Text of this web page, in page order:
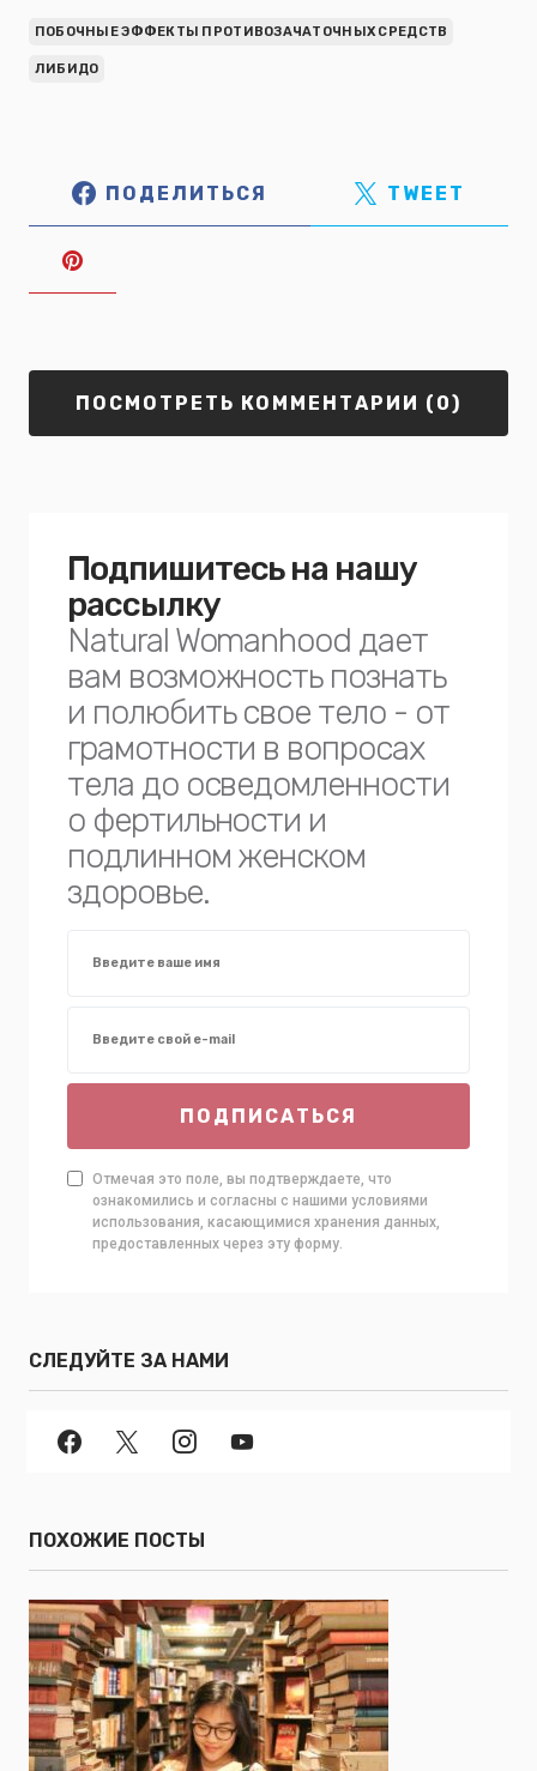
ПОБОЧНЫЕ ЭФФЕКТЫ ПРОТИВОЗАЧАТОЧНЫХ СРЕДСТВ
ЛИБИДО
ПОДЕЛИТЬСЯ TWEET
ПОСМОТРЕТЬ КОММЕНТАРИИ (0)
Подпишитесь на нашу
рассылку
Natural Womanhood дает
вам возможность познать
и полюбить свое тело - от
грамотности в вопросах
тела до осведомленности
о фертильности и
подлинном женском
здоровье.
ПОДПИСАТЬСЯ
Отмечая это поле, вы подтверждаете, что
ознакомились и согласны с нашими условиями
использования, касающимися хранения данных,
предоставленных через эту форму.
СЛЕДУЙТЕ ЗА НАМИ
ПОХОЖИЕ ПОСТЫ